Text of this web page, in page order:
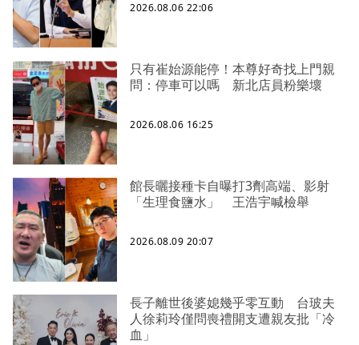
2026.08.06 22:06
只有崔始源能停！本尊好奇找上門親
問：停車可以嗎 新北店員粉樂壞
2026.08.06 16:25
館長曬接種卡自曝打3劑高端、影射
「生理食鹽水」 王浩宇喊檢舉
2026.08.09 20:07
長子離世後婆媳幾乎零互動 台玻夫
人徐莉玲僅問喪禮開支遭親友批「冷
血」